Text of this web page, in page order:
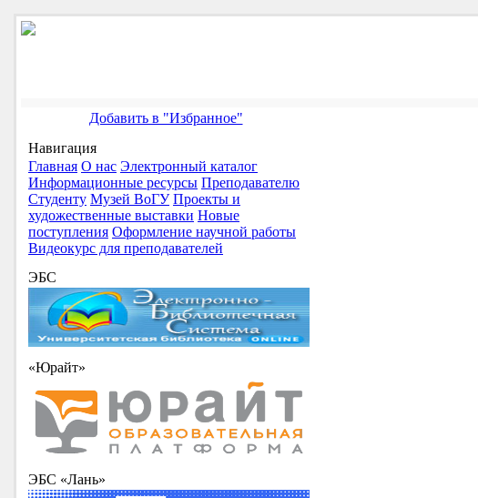
Добавить в "Избранное"
Навигация
Главная О нас Электронный каталог
Информационные ресурсы Преподавателю
Студенту Музей ВоГУ Проекты и
художественные выставки Новые
поступления Оформление научной работы
Видеокурс для преподавателей
ЭБС
«Юрайт»
ЭБС «Лань»